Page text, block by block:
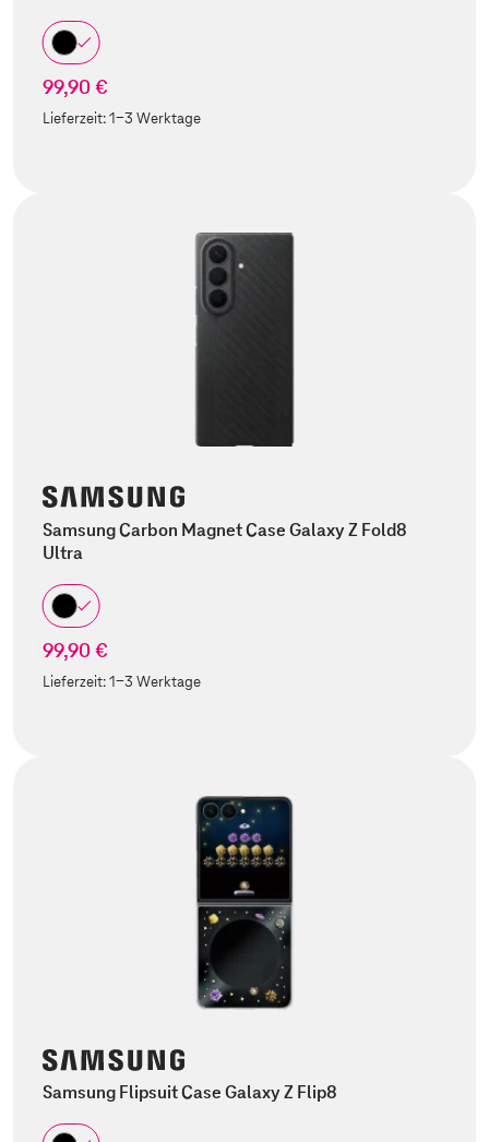
99,90 €
Lieferzeit:1-3 Werktage
Samsung Carbon Magnet Case Galaxy Z Fold8
Ultra
99,90 €
Lieferzeit:1-3 Werktage
Samsung Flipsuit Case Galaxy Z Flip8